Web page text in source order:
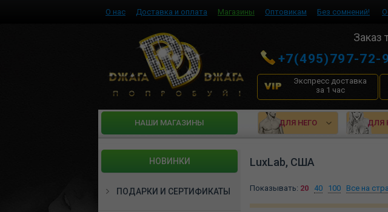
О нас Доставка и оплата Магазины Оптовикам Без сомнений!
Заказ
+7(495)797-72-
Экспресс доставка
за 1 час
HАШИ МАГАЗИНЫ ДЛЯ НЕГО ДЛЯ
НОВИНКИ
ПОДАРКИ И СЕРТИФИКАТЫ
LuxLab, США
Показывать: 20 40 100 Все на